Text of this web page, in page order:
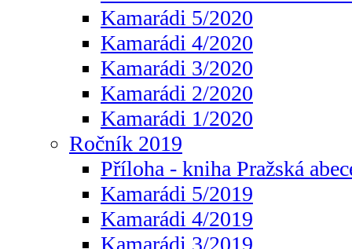
Kamarádi 5/2020
Kamarádi 4/2020
Kamarádi 3/2020
Kamarádi 2/2020
Kamarádi 1/2020
Ročník 2019
Příloha - kniha Pražská
Kamarádi 5/2019
Kamarádi 4/2019